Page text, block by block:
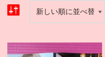
ッ